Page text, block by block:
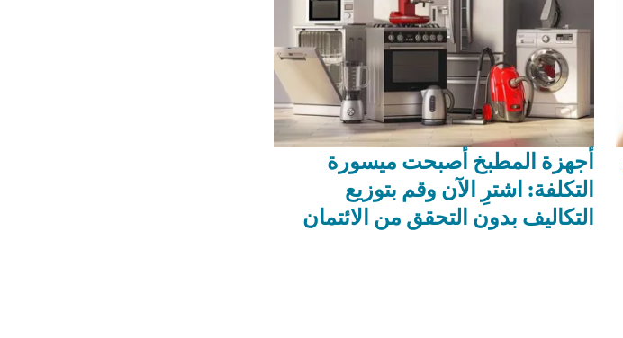
أجهزة المطبخ أصبحت ميسورة
التكلفة: اشترِ الآن وقم بتوزيع
التكاليف بدون التحقق من الائتمان